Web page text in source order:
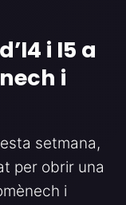
i I5 a
i
setmana,
per obrir una
i